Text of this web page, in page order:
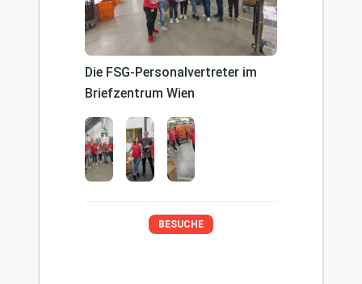
Die FSG-Personalvertreter im
Briefzentrum Wien
BESUCHE